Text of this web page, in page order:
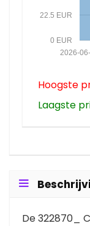
0 EUR
22.5 EUR
2026-
Hoogste
Laagste
De 322870_